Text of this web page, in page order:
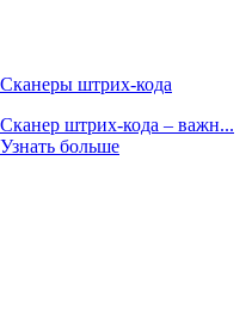
Сканеры штрих-кода
Сканер штрих-кода – важн...
Узнать больше